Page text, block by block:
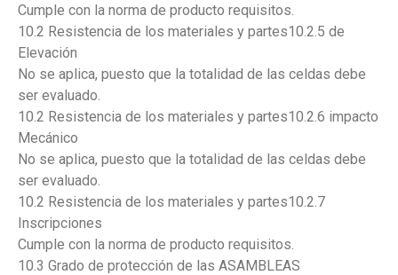
Cumple con la norma de producto requisitos.
10.2 Resistencia de los materiales y partes10.2.5 de
Elevación
No se aplica, puesto que la totalidad de las celdas debe
ser evaluado.
10.2 Resistencia de los materiales y partes10.2.6 impacto
Mecánico
No se aplica, puesto que la totalidad de las celdas debe
ser evaluado.
10.2 Resistencia de los materiales y partes10.2.7
Inscripciones
Cumple con la norma de producto requisitos.
10.3 Grado de protección de las ASAMBLEAS